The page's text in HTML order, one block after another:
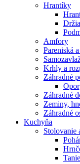
Hrantíky
Amfory
Pareniská
Krhly a
Záhradné
Záhradné
Zeminy,
Záhradné
Kuchyňa
Stolovanie